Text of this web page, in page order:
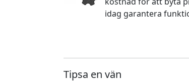
idag garantera
Tipsa en vän